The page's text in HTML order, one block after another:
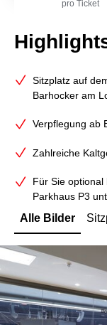
pro Ticket
Sitzplatz auf
Barhocker am
Verpflegung ab
Zahlreiche
Für Sie
Parkhaus P3
Alle Bilder